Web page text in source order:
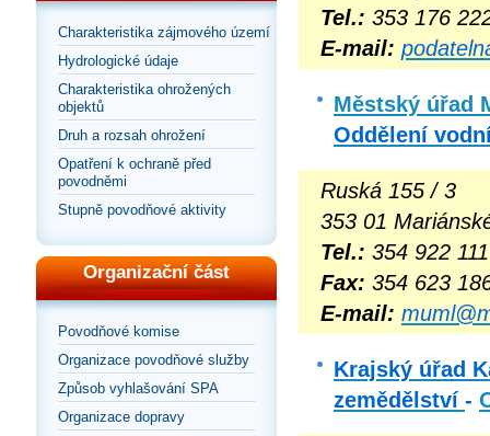
Charakteristika zájmového území
Hydrologické údaje
Charakteristika ohrožených
objektů
Druh a rozsah ohrožení
Opatření k ochraně před
povodněmi
Stupně povodňové aktivity
Organizační část
Povodňové komise
Organizace povodňové služby
Způsob vyhlašování SPA
Organizace dopravy
Tel.: 353 176
E-mail:
Městský úřad
Oddělení
Ruská 155 / 3
353 01
Tel.: 354 922 111
Fax: 354 623
E-mail:
Krajský úřad
zemědělství -